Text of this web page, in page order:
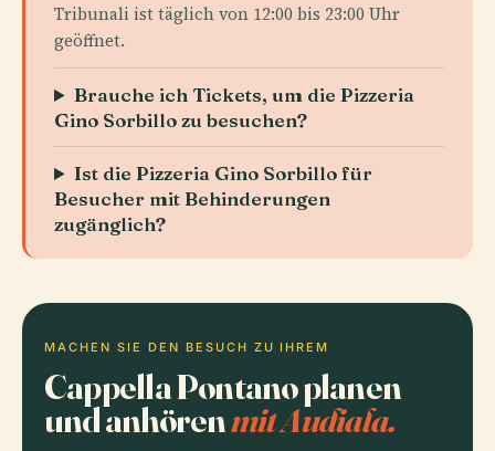
Tribunali ist täglich von 12:00 bis 23:00 Uhr
geöffnet.
Brauche ich Tickets, um die Pizzeria
Gino Sorbillo zu besuchen?
Ist die Pizzeria Gino Sorbillo für
Besucher mit Behinderungen
zugänglich?
MACHEN SIE DEN BESUCH ZU IHREM
Cappella Pontano planen
und anhörenmit Audiala.